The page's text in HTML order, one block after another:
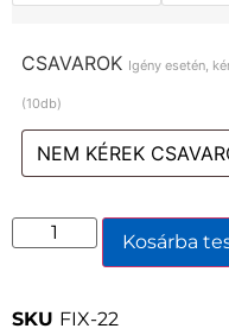
CSAVAROK Igény esetén,
(10db)
Kosárba
SKU FIX-22